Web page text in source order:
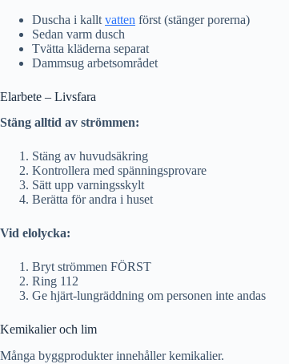
Duscha i kallt vatten först (stänger porerna)
Sedan varm dusch
Tvätta kläderna separat
Dammsug arbetsområdet
Elarbete – Livsfara
Stäng alltid av strömmen:
Stäng av huvudsäkring
Kontrollera med spänningsprovare
Sätt upp varningsskylt
Berätta för andra i huset
Vid elolycka:
Bryt strömmen FÖRST
Ring 112
Ge hjärt-lungräddning om personen inte andas
Kemikalier och lim
Många byggprodukter innehåller kemikalier.